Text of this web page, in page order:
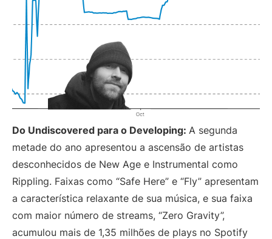
Do Undiscovered para o Developing: A segunda
metade do ano apresentou a ascensão de artistas
desconhecidos de New Age e Instrumental como
Rippling. Faixas como “Safe Here” e “Fly” apresentam
a característica relaxante de sua música, e sua faixa
com maior número de streams, “Zero Gravity”,
acumulou mais de 1,35 milhões de plays no Spotify